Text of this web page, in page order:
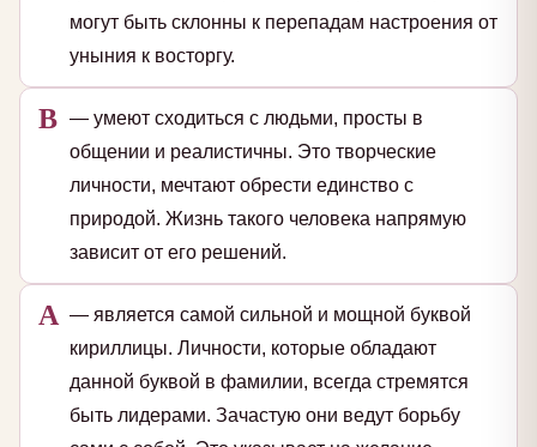
могут быть склонны к перепадам настроения от
уныния к восторгу.
В — умеют сходиться с людьми, просты в
общении и реалистичны. Это творческие
личности, мечтают обрести единство с
природой. Жизнь такого человека напрямую
зависит от его решений.
А — является самой сильной и мощной буквой
кириллицы. Личности, которые обладают
данной буквой в фамилии, всегда стремятся
быть лидерами. Зачастую они ведут борьбу